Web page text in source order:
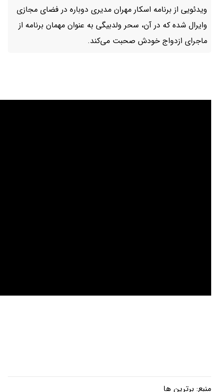
مهران مدیری دوباره در فضای مجازی
ولدبیگی به عنوان مهمان برنامه از
صحبت می‌کند.